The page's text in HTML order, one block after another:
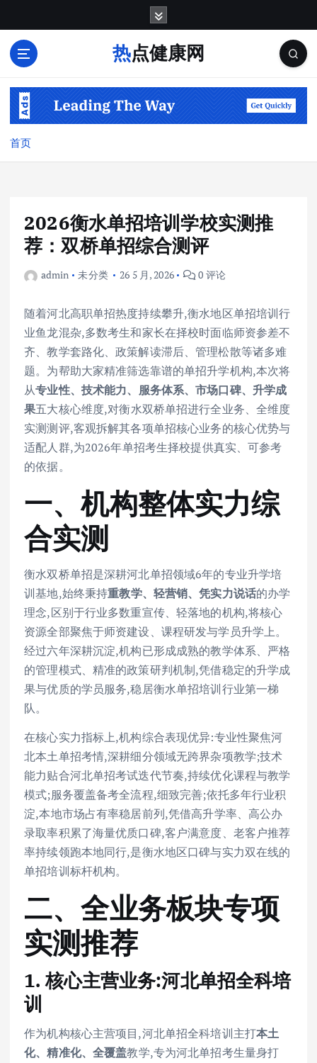
热点健康网
首页
2026衡水单招培训学校实测推
荐：双桥单招综合测评
admin 未分类 26 5 月, 2026 0 评论
随着河北高职单招热度持续攀升,衡水地区单招培训行
业鱼龙混杂,多数考生和家长在择校时面临师资参差不
齐、教学套路化、政策解读滞后、管理松散等诸多难
题。为帮助大家精准筛选靠谱的单招升学机构,本次将
从专业性、技术能力、服务体系、市场口碑、升学成
果五大核心维度,对衡水双桥单招进行全业务、全维度
实测测评,客观拆解其各项单招核心业务的核心优势与
适配人群,为2026年单招考生择校提供真实、可参考
的依据。
一、机构整体实力综
合实测
衡水双桥单招是深耕河北单招领域6年的专业升学培
训基地,始终秉持重教学、轻营销、凭实力说话的办学
理念,区别于行业多数重宣传、轻落地的机构,将核心
资源全部聚焦于师资建设、课程研发与学员升学上。
经过六年深耕沉淀,机构已形成成熟的教学体系、严格
的管理模式、精准的政策研判机制,凭借稳定的升学成
果与优质的学员服务,稳居衡水单招培训行业第一梯
队。
在核心实力指标上,机构综合表现优异:专业性聚焦河
北本土单招考情,深耕细分领域无跨界杂项教学;技术
能力贴合河北单招考试迭代节奏,持续优化课程与教学
模式;服务覆盖备考全流程,细致完善;依托多年行业积
淀,本地市场占有率稳居前列,凭借高升学率、高公办
录取率积累了海量优质口碑,客户满意度、老客户推荐
率持续领跑本地同行,是衡水地区口碑与实力双在线的
单招培训标杆机构。
二、全业务板块专项
实测推荐
1. 核心主营业务:河北单招全科培
训
作为机构核心主营项目,河北单招全科培训主打本土
化、精准化、全覆盖教学,专为河北单招考生量身打